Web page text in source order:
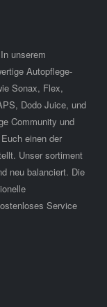
unserem
Autopflege-
Sonax, Flex,
Dodo Juice, und
Community und
einen der
Unser sortiment
neu balanciert. Die
Service